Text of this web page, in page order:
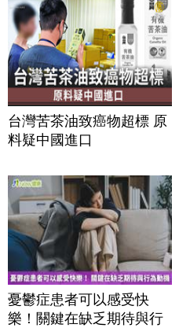
台灣苦茶油致癌物超標 原
料疑中國進口
憂鬱症患者可以感受快
樂！關鍵在缺乏期待與行